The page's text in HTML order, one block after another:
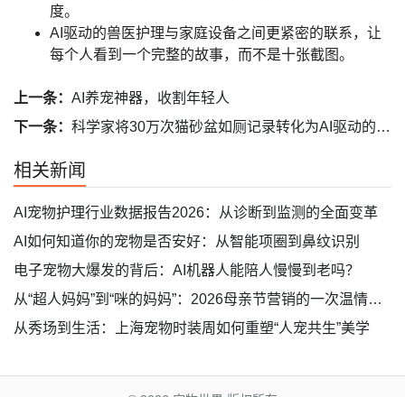
度。
AI驱动的兽医护理与家庭设备之间更紧密的联系，让
每个人看到一个完整的故事，而不是十张截图。
上一条： AI养宠神器，收割年轻人
下一条： 科学家将30万次猫砂盆如厕记录转化为AI驱动的猫咪健康监测系统
相关新闻
AI宠物护理行业数据报告2026：从诊断到监测的全面变革
AI如何知道你的宠物是否安好：从智能项圈到鼻纹识别
电子宠物大爆发的背后：AI机器人能陪人慢慢到老吗？
从“超人妈妈”到“咪的妈妈”：2026母亲节营销的一次温情破题
从秀场到生活：上海宠物时装周如何重塑“人宠共生”美学